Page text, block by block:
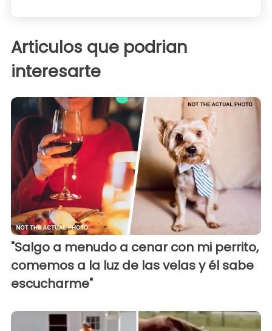
Articulos que podrian
interesarte
"Salgo a menudo a cenar con mi perrito,
comemos a la luz de las velas y él sabe
escucharme"